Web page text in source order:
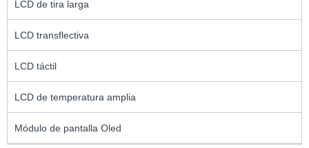
LCD de tira larga
LCD transflectiva
LCD táctil
LCD de temperatura amplia
Módulo de pantalla Oled